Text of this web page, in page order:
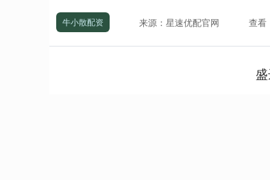
牛小散配资 来源：星速优配官网 查看